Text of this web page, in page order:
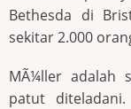
Bethesda di
sekitar 2.000
MÃ¼ller adalah
patut